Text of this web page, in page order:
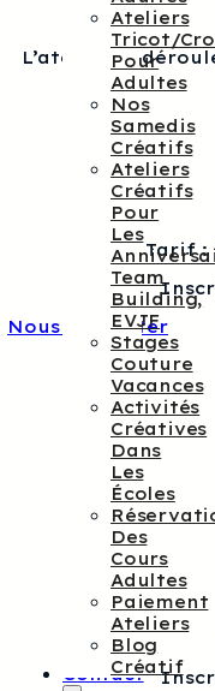
Ateliers
Tricot/
Pour
Adultes
Nos
Samedis
Créatifs
Ateliers
Créatifs
Pour
Les
Team
Building,
EVJF
Stages
Couture
Vacances
Activités
Créatives
Dans
Les
Écoles
Des
Cours
Adultes
Paiement
Ateliers
Blog
Créatif
Contact
L’atelier se
Tarif :
Nous contacter